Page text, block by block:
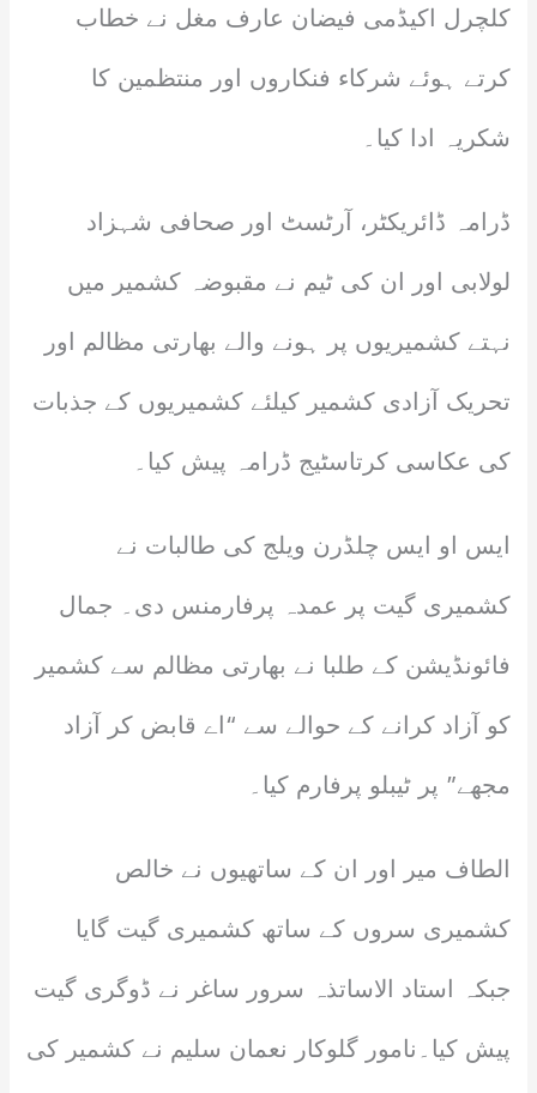
کلچرل اکیڈمی فیضان عارف مغل نے خطاب
کرتے ہوئے شرکاء فنکاروں اور منتظمین کا
شکریہ ادا کیا۔
ڈرامہ ڈائریکٹر، آرٹسٹ اور صحافی شہزاد
لولابی اور ان کی ٹیم نے مقبوضہ کشمیر میں
نہتے کشمیریوں پر ہونے والے بھارتی مظالم اور
تحریک آزادی کشمیر کیلئے کشمیریوں کے جذبات
کی عکاسی کرتاسٹیج ڈرامہ پیش کیا۔
ایس او ایس چلڈرن ویلج کی طالبات نے
کشمیری گیت پر عمدہ پرفارمنس دی۔ جمال
فائونڈیشن کے طلبا نے بھارتی مظالم سے کشمیر
کو آزاد کرانے کے حوالے سے “اے قابض کر آزاد
مجھے” پر ٹیبلو پرفارم کیا۔
الطاف میر اور ان کے ساتھیوں نے خالص
کشمیری سروں کے ساتھ کشمیری گیت گایا
جبکہ استاد الاساتذہ سرور ساغر نے ڈوگری گیت
پیش کیا۔نامور گلوکار نعمان سلیم نے کشمیر کی